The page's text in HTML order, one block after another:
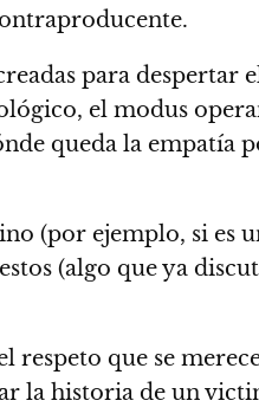
para despertar
el modus
queda la empatía
(por ejemplo, si es
(algo que ya
respeto que se
la historia de un